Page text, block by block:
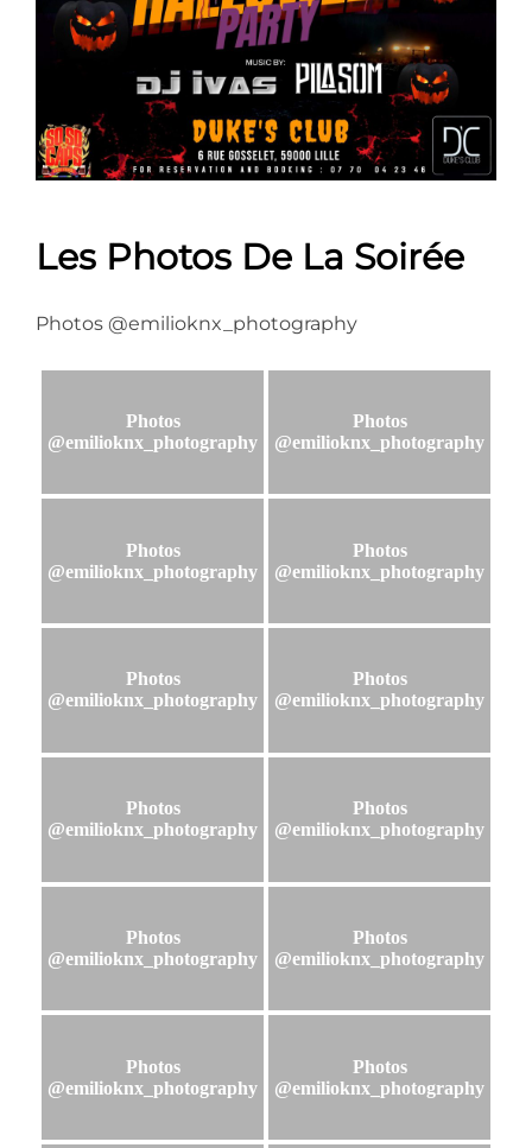
Les Photos De La Soirée
Photos @emilioknx_photography
Photos
@emilioknx_photography
Photos
@emilioknx_photography
Photos
@emilioknx_photography
Photos
@emilioknx_photography
Photos
@emilioknx_photography
Photos
@emilioknx_photography
Photos
@emilioknx_photography
Photos
@emilioknx_photography
Photos
@emilioknx_photography
Photos
@emilioknx_photography
Photos
@emilioknx_photography
Photos
@emilioknx_photography